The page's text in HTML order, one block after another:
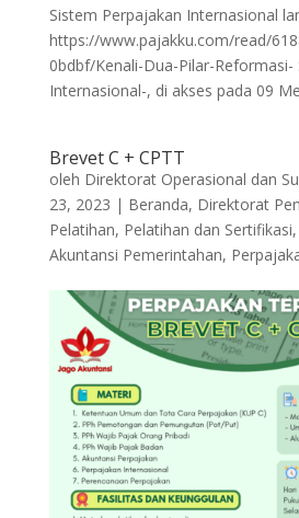
Sistem Perpajakan Internasional
https://www.pajakku.com/read/
0bdbf/Kenali-Dua-Pilar-
Internasional-, di akses pada 09
Brevet C + CPTT
oleh Direktorat Operasional dan
23, 2023 | Beranda, Direktorat
Pelatihan, Pelatihan dan Sertifikasi,
Akuntansi Pemerintahan,